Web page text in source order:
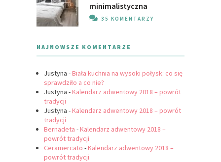
minimalistyczna
35 KOMENTARZY
NAJNOWSZE KOMENTARZE
Justyna -Biała kuchnia na wysoki połysk: co się
sprawdziło a co nie?
Justyna -Kalendarz adwentowy 2018 – powrót
tradycji
Justyna -Kalendarz adwentowy 2018 – powrót
tradycji
Bernadeta -Kalendarz adwentowy 2018 –
powrót tradycji
Ceramercato -Kalendarz adwentowy 2018 –
powrót tradycji